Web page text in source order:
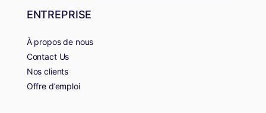
ENTREPRISE
À propos de nous
Contact Us
Nos clients
Offre d’emploi